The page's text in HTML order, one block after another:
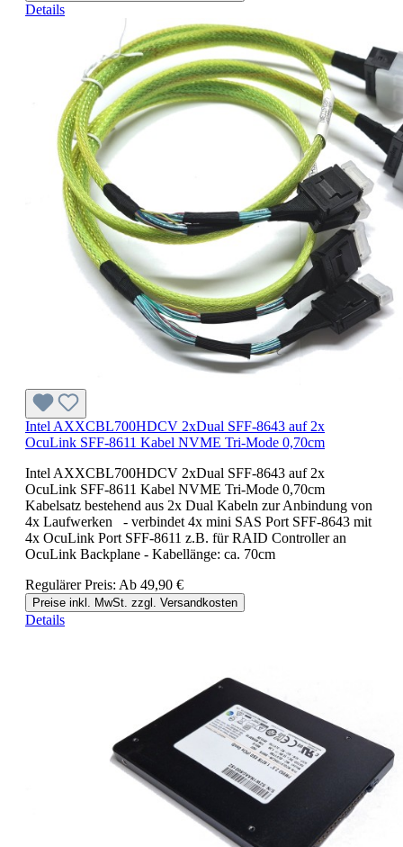
Details
Intel AXXCBL700HDCV 2xDual SFF-8643 auf 2x
OcuLink SFF-8611 Kabel NVME Tri-Mode 0,70cm
Intel AXXCBL700HDCV 2xDual SFF-8643 auf 2x
OcuLink SFF-8611 Kabel NVME Tri-Mode 0,70cm
Kabelsatz bestehend aus 2x Dual Kabeln zur Anbindung von
4x Laufwerken - verbindet 4x mini SAS Port SFF-8643 mit
4x OcuLink Port SFF-8611 z.B. für RAID Controller an
OcuLink Backplane - Kabellänge: ca. 70cm
Regulärer Preis: Ab 49,90 €
Preise inkl. MwSt. zzgl. Versandkosten
Details